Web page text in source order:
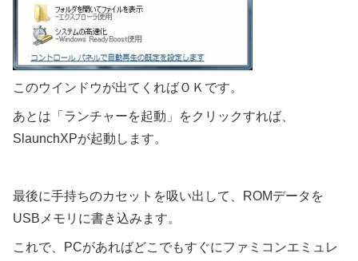
このウインドウが出てくればＯＫです。
あとは「ランチャーを起動」をクリックすれば、
SlaunchXPが起動します。
最後に手持ちのカセットを吸い出して、ROMデータを
USBメモリに書き込みます。
これで、PCがあればどこでもすぐにファミコンエミュレ